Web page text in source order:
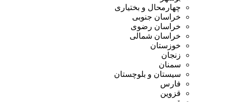
چهارمحال و بختیاری
خراسان جنوبی
خراسان رضوی
خراسان شمالی
خوزستان
زنجان
سمنان
سیستان و بلوچستان
فارس
قزوین